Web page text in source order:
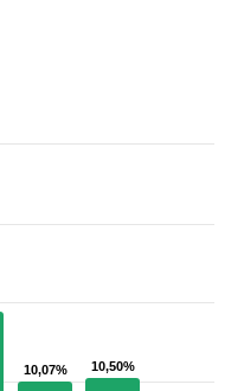
10,07%
10,07% 10,50%
10,50%